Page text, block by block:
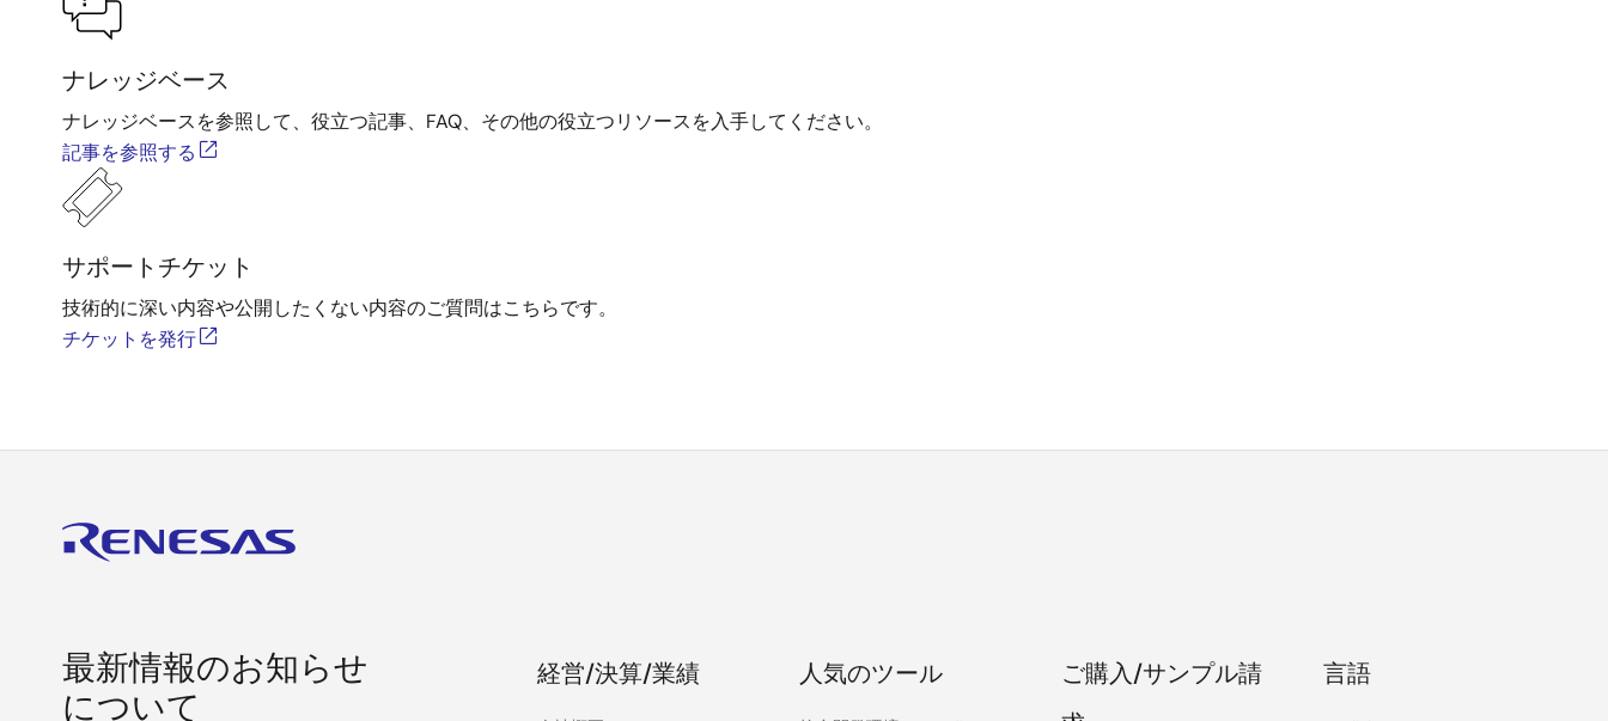
ナレッジベース
ナレッジベースを参照して、役立つ記事、FAQ、その他の役立つリソースを入手してください。
記事を参照する
サポートチケット
技術的に深い内容や公開したくない内容のご質問はこちらです。
チケットを発行
最新情報のお知らせ
について
経営/決算/業績 人気のツール
ご購入/サンプル請
言語